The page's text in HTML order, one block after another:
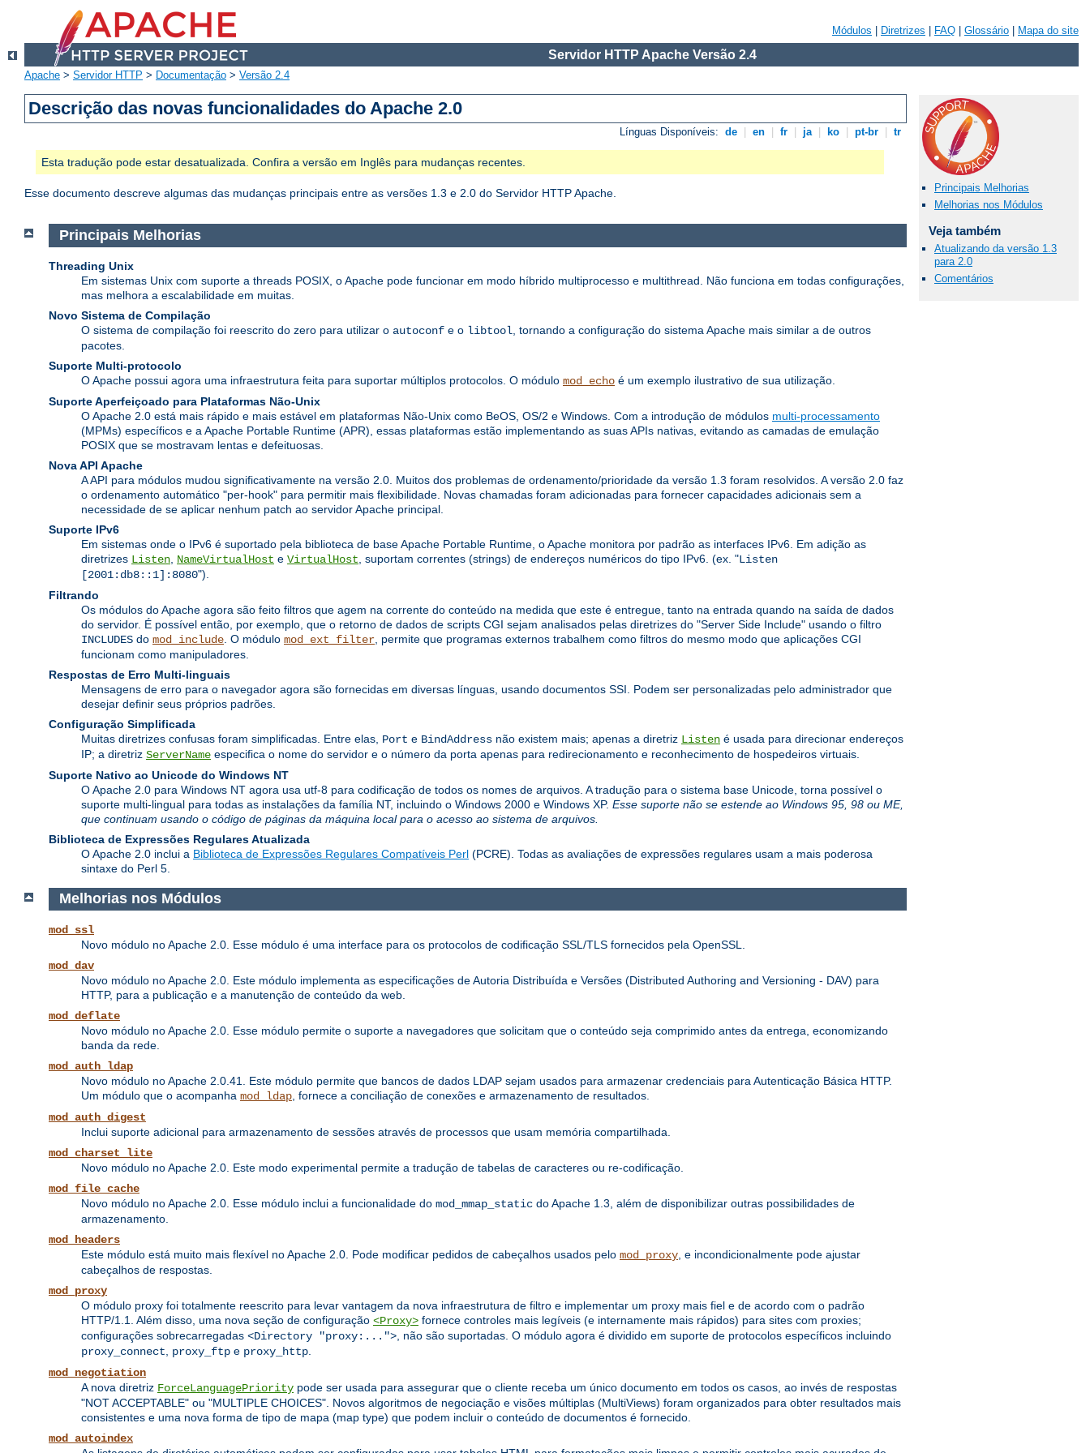
Módulos Diretrizes FAQ Glossário Mapa do site
Servidor HTTP Apache Versão 2.4
Apache > Servidor HTTP > Documentação > Versão 2.4
Descrição das novas funcionalidades do Apache 2.0
Línguas Disponíveis: de en fr ja ko pt-br tr
Esta tradução pode estar desatualizada. Confira a versão em Inglês para mudanças recentes.
Esse documento descreve algumas das mudanças principais entre as versões 1.3 e 2.0 do Servidor HTTP Apache.
Principais Melhorias
Melhorias nos Módulos
Veja também
Atualizando da versão 1.3
para 2.0
Comentários
Principais Melhorias
Threading Unix
Em sistemas Unix com suporte a threads POSIX, o Apache pode funcionar em modo híbrido multiprocesso e multithread. Não funciona em todas configurações,
mas melhora a escalabilidade em muitas.
Novo Sistema de Compilação
O sistema de compilação foi reescrito do zero para utilizar o autoconf e o libtool , tornando a configuração do sistema Apache mais similar a de outros
pacotes.
Suporte Multi-protocolo
O Apache possui agora uma infraestrutura feita para suportar múltiplos protocolos. O módulo mod_echo é um exemplo ilustrativo de sua utilização.
Suporte Aperfeiçoado para Plataformas Não-Unix
O Apache 2.0 está mais rápido e mais estável em plataformas Não-Unix como BeOS, OS/2 e Windows. Com a introdução de módulos multi-processamento
(MPMs) específicos e a Apache Portable Runtime (APR), essas plataformas estão implementando as suas APIs nativas, evitando as camadas de emulação
POSIX que se mostravam lentas e defeituosas.
Nova API Apache
A API para módulos mudou significativamente na versão 2.0. Muitos dos problemas de ordenamento/prioridade da versão 1.3 foram resolvidos. A versão 2.0 faz
o ordenamento automático "per-hook" para permitir mais flexibilidade. Novas chamadas foram adicionadas para fornecer capacidades adicionais sem a
necessidade de se aplicar nenhum patch ao servidor Apache principal.
Suporte IPv6
Em sistemas onde o IPv6 é suportado pela biblioteca de base Apache Portable Runtime, o Apache monitora por padrão as interfaces IPv6. Em adição as
diretrizes Listen NameVirtualHost e VirtualHost , suportam correntes (strings) de endereços numéricos do tipo IPv6. (ex. "Listen
[2001:db8::1]:8080").
Filtrando
Os módulos do Apache agora são feito filtros que agem na corrente do conteúdo na medida que este é entregue, tanto na entrada quando na saída de dados
do servidor. É possível então, por exemplo, que o retorno de dados de scripts CGI sejam analisados pelas diretrizes do "Server Side Include" usando o filtro
INCLUDES do mod_include . O módulo mod_ext_filter , permite que programas externos trabalhem como filtros do mesmo modo que aplicações CGI
funcionam como manipuladores.
Respostas de Erro Multi-linguais
Mensagens de erro para o navegador agora são fornecidas em diversas línguas, usando documentos SSI. Podem ser personalizadas pelo administrador que
desejar definir seus próprios padrões.
Configuração Simplificada
Muitas diretrizes confusas foram simplificadas. Entre elas, Port e BindAddress não existem mais; apenas a diretriz Listen é usada para direcionar endereços
IP; a diretriz ServerName especifica o nome do servidor e o número da porta apenas para redirecionamento e reconhecimento de hospedeiros virtuais.
Suporte Nativo ao Unicode do Windows NT
O Apache 2.0 para Windows NT agora usa utf-8 para codificação de todos os nomes de arquivos. A tradução para o sistema base Unicode, torna possível o
suporte multi-lingual para todas as instalações da família NT, incluindo o Windows 2000 e Windows XP. Esse suporte não se estende ao Windows 95, 98 ou ME,
que continuam usando o código de páginas da máquina local para o acesso ao sistema de arquivos.
Biblioteca de Expressões Regulares Atualizada
O Apache 2.0 inclui a Biblioteca de Expressões Regulares Compatíveis Perl (PCRE). Todas as avaliações de expressões regulares usam a mais poderosa
sintaxe do Perl 5.
Melhorias nos Módulos
mod_ssl
Novo módulo no Apache 2.0. Esse módulo é uma interface para os protocolos de codificação SSL/TLS fornecidos pela OpenSSL.
mod_dav
Novo módulo no Apache 2.0. Este módulo implementa as especificações de Autoria Distribuída e Versões (Distributed Authoring and Versioning - DAV) para
HTTP, para a publicação e a manutenção de conteúdo da web.
mod_deflate
Novo módulo no Apache 2.0. Esse módulo permite o suporte a navegadores que solicitam que o conteúdo seja comprimido antes da entrega, economizando
banda da rede.
mod_auth_ldap
Novo módulo no Apache 2.0.41. Este módulo permite que bancos de dados LDAP sejam usados para armazenar credenciais para Autenticação Básica HTTP.
Um módulo que o acompanha mod_ldap , fornece a conciliação de conexões e armazenamento de resultados.
mod_auth_digest
Inclui suporte adicional para armazenamento de sessões através de processos que usam memória compartilhada.
mod_charset_lite
Novo módulo no Apache 2.0. Este modo experimental permite a tradução de tabelas de caracteres ou re-codificação.
mod_file_cache
Novo módulo no Apache 2.0. Esse módulo inclui a funcionalidade do mod_mmap_static do Apache 1.3, além de disponibilizar outras possibilidades de
armazenamento.
mod_headers
Este módulo está muito mais flexível no Apache 2.0. Pode modificar pedidos de cabeçalhos usados pelo mod_proxy , e incondicionalmente pode ajustar
cabeçalhos de respostas.
mod_proxy
O módulo proxy foi totalmente reescrito para levar vantagem da nova infraestrutura de filtro e implementar um proxy mais fiel e de acordo com o padrão
HTTP/1.1. Além disso, uma nova seção de configuração <Proxy> fornece controles mais legíveis (e internamente mais rápidos) para sites com proxies;
configurações sobrecarregadas <Directory "proxy:..."> , não são suportadas. O módulo agora é dividido em suporte de protocolos específicos incluindo
proxy_connect
proxy_ftp e proxy_http
mod_negotiation
A nova diretriz ForceLanguagePriority pode ser usada para assegurar que o cliente receba um único documento em todos os casos, ao invés de respostas
"NOT ACCEPTABLE" ou "MULTIPLE CHOICES". Novos algoritmos de negociação e visões múltiplas (MultiViews) foram organizados para obter resultados mais
consistentes e uma nova forma de tipo de mapa (map type) que podem incluir o conteúdo de documentos é fornecido.
mod_autoindex